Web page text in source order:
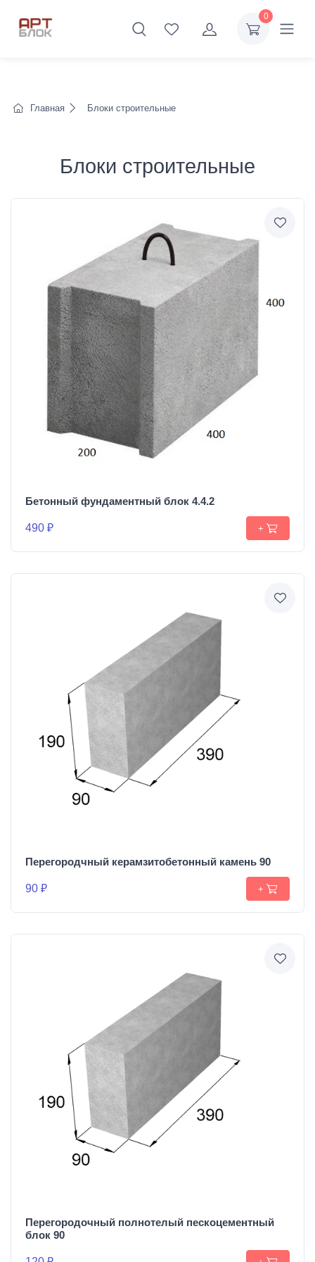
0
Главная Блоки строительные
Блоки строительные
Бетонный фундаментный блок 4.4.2
490 ₽ +
Перегородчный керамзитобетонный камень 90
90 ₽ +
Перегородочный полнотелый пескоцементный
блок 90